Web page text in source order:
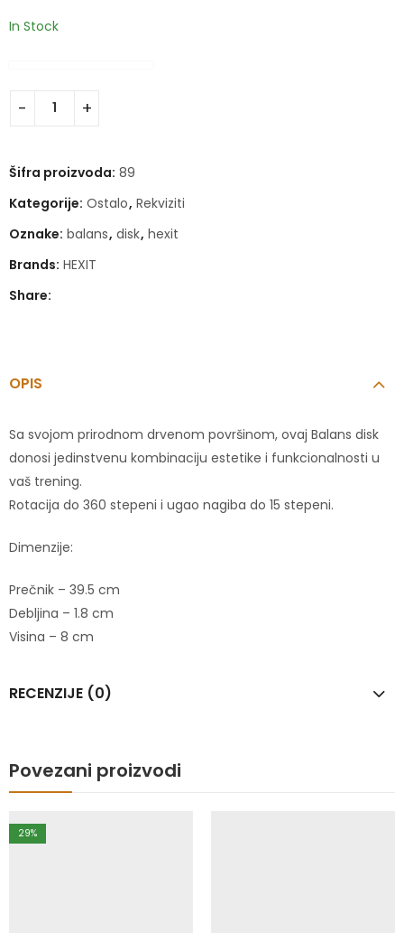
In Stock
Šifra proizvoda: 89
Kategorije: Ostalo, Rekviziti
Oznake: balans, disk, hexit
Brands: HEXIT
Share:
OPIS
Sa svojom prirodnom drvenom površinom, ovaj Balans disk
donosi jedinstvenu kombinaciju estetike i funkcionalnosti u
vaš trening.
Rotacija do 360 stepeni i ugao nagiba do 15 stepeni.
Dimenzije:
Prečnik – 39.5 cm
Debljina – 1.8 cm
Visina – 8 cm
RECENZIJE (0)
Povezani proizvodi
29%